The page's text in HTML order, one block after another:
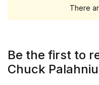
There
Be the first to
Chuck